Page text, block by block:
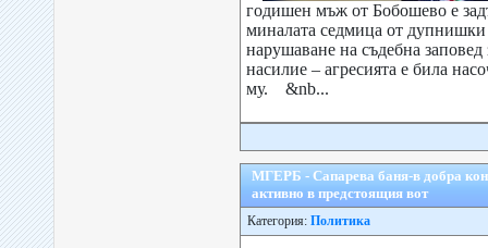
годишен мъж от Бобошево е
миналата седмица от
нарушаване на съдебна
насилие – агресията е била
му. &nb...
MГЕРБ - Сапарева баня-в добра
активно в предстоящия вот
Категория: Политика